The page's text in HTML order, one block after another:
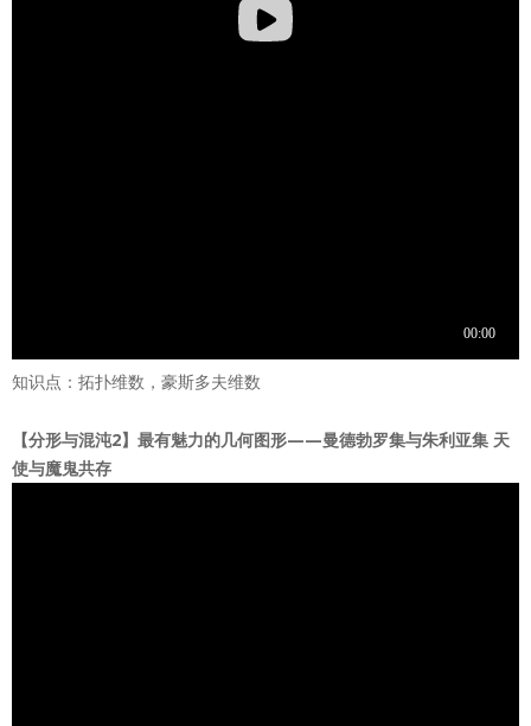
知识点：拓扑维数，豪斯多夫维数
【分形与混沌2】最有魅力的几何图形——曼德勃罗集与朱利亚集 天
使与魔鬼共存